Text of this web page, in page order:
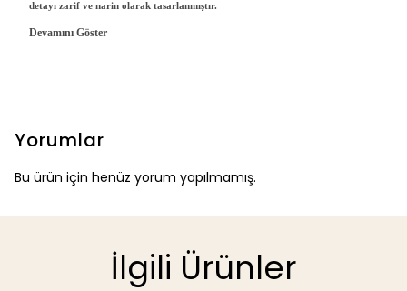
detayı zarif ve narin olarak tasarlanmıştır.
Devamını Göster
Yorumlar
Bu ürün için henüz yorum yapılmamış.
İlgili Ürünler